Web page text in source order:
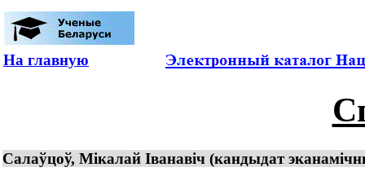
На главную
Салаўцоў, Мікалай Іванавіч (кандыдат